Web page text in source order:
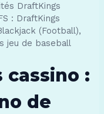
DraftKings
: DraftKings
(Football),
jeu de baseball
cassino :
de